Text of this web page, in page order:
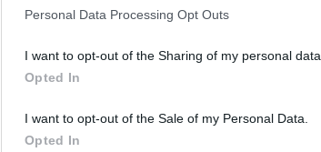
Personal Data Processing Opt Outs
I want to opt-out of the Sharing of my personal data.
Opted In
I want to opt-out of the Sale of my Personal Data.
Opted In